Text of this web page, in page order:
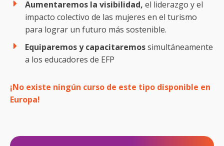
Aumentaremos la visibilidad, el liderazgo y el
impacto colectivo de las mujeres en el turismo
para lograr un futuro más sostenible.
Equiparemos y capacitaremossimultáneamente
a los educadores de EFP
¡No existe ningún curso de este tipo disponible en
Europa!